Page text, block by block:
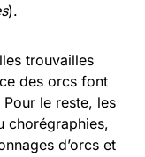
).
trouvailles
des orcs font
Pour le reste, les
chorégraphies,
d’orcs et